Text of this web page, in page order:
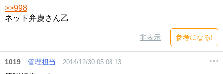
>>998
ネット弁慶さん乙
非表示 参考になる!
1019 管理担当 2014/12/30 05:08:13